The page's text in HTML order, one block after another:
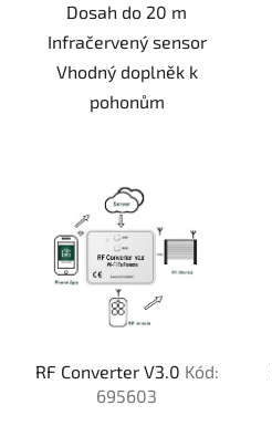
Dosah do 20 m
Infračervený sensor
Vhodný doplněk k
pohonům
RF Converter V3.0 Kód:
695603